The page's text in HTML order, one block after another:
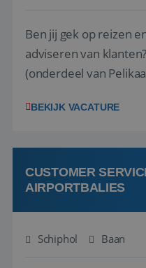
Ben jij gek op reizen
adviseren van klanten? Bij Travel Store Leerdam
(onderdeel van
vinden. Samen maken
hebt in de
BEKIJK VACATURE
CUSTOMER
AIRPORTBALIES
Schiphol Baan